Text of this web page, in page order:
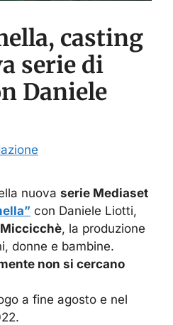
casting
serie di
Daniele
nuova serie Mediaset
con Daniele Liotti,
, la produzione
donne e bambine.
non si cercano
a fine agosto e nel